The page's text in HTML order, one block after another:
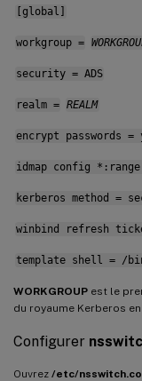
[global]
workgroup =
security = ADS
realm = REALM
encrypt passwords =
idmap config *:range
kerberos method =
winbind refresh
template shell = /
WORKGROUP est le
du royaume Kerberos
Configurer
Ouvrez /etc/